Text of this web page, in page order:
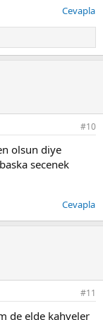
Cevapla
#10
olsun diye
secenek
Cevapla
#11
de elde kahveler